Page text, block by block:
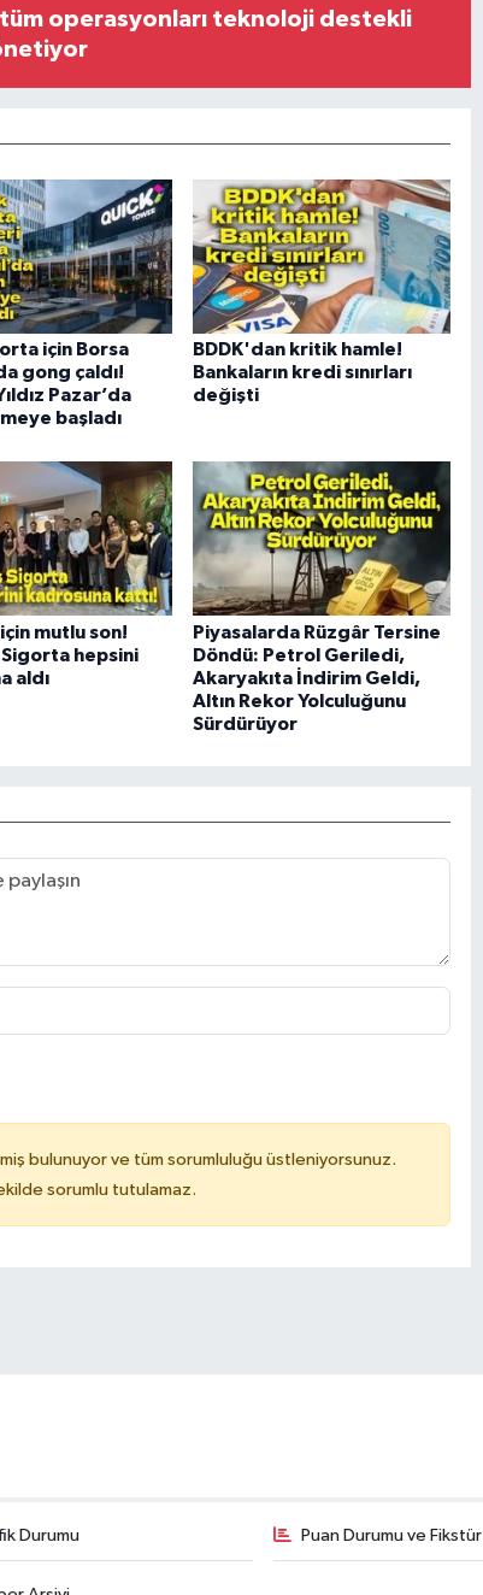
operasyonları teknoloji destekli
için Borsa
gong çaldı!
Pazar’da
başladı
BDDK'dan kritik hamle!
Bankaların kredi sınırları
değişti
mutlu son!
hepsini
aldı
Piyasalarda Rüzgâr Tersine
Döndü: Petrol Geriledi,
Akaryakıta İndirim Geldi,
Altın Rekor Yolculuğunu
Sürdürüyor
bulunuyor ve tüm sorumluluğu üstleniyorsunuz.
sorumlu tutulamaz.
Durumu Puan Durumu ve Fikstür